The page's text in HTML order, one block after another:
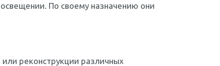
По своему назначению они
реконструкции различных